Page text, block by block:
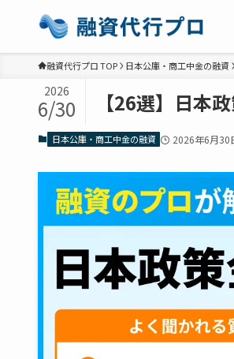
融資代行プロ TOP 日本公庫・商工中金の融資
【26選】日本
2026
6/30
日本公庫・商工中金の融資 2026年6月30